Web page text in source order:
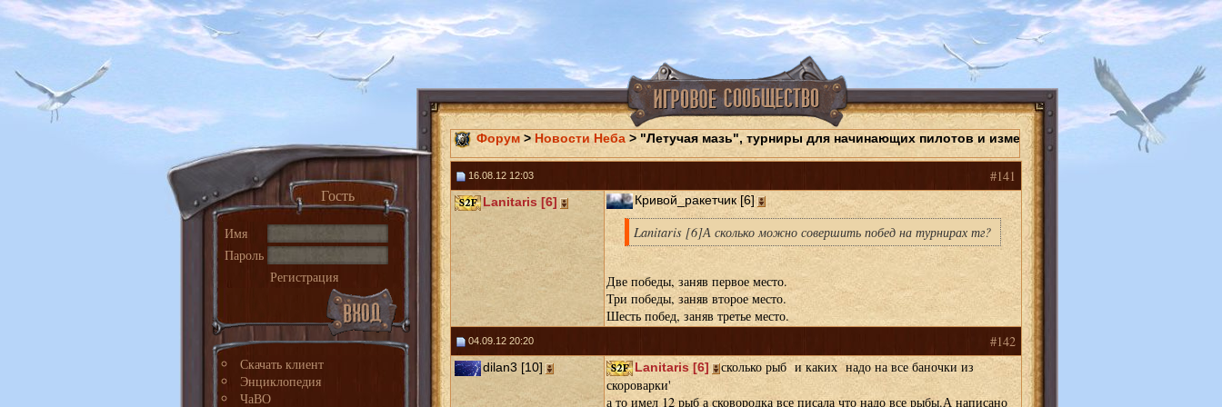
Гость
Имя
Пароль
Регистрация
Скачать клиент
Энциклопедия
ЧаВО
Форум> Новости Неба> "Летучая мазь", турниры для начинающих пилотов и изменения в работе "Черных
16.08.12 12:03 #141
Lanitaris [6] Кривой_ракетчик [6]
Lanitaris [6]А сколько можно совершить побед на турнирах тг?
Две победы, заняв первое место.
Три победы, заняв второе место.
Шесть побед, заняв третье место.
04.09.12 20:20 #142
dilan3 [10] Lanitaris [6]
сколько рыб и каких надо на все баночки из
скороварки'
а то имел 12 рыб а сковородка все писала что надо все рыбы.А написано